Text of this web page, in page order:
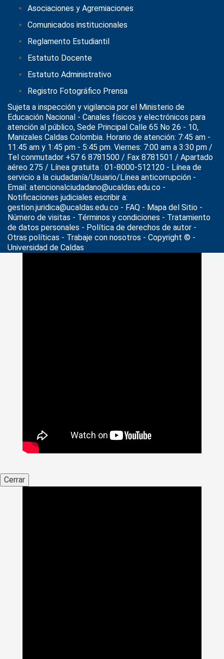
Asociaciones y Agremiaciones
Comunicados institucionales
Reglamento Estudiantil
Estatuto Docente
Estatuto Administrativo
Registro Fotográfico Prensa
Sujeta a inspección y vigilancia por el Ministerio de
Educación Nacional - Canales físicos y electrónicos para
atención al público, Sede Principal Calle 65 No 26 - 10,
Manizales Caldas Colombia. Horario de atención: 7:45 am -
11:45 am y 1:45 pm - 5:45 pm. Viernes: 7:00 am a 3:30 pm /
Tel conmutador +57 6 8781500 / Fax 8781501 / Apartado
aéreo 275 / Línea gratuita : 01-8000-512120 - Línea de
servicio a la ciudadanía/Usuario/Línea anticorrupción -
Email: atencionalciudadano@ucaldas.edu.co -
Notificaciones judiciales escribir a:
gestion.juridica@ucaldas.edu.co - FAQ - Mapa del Sitio -
Número de visitas - Términos y condiciones - Tratamiento
de datos personales - Política de derechos de autor -
Otras políticas - Trabaje con nosotros - Copyright © -
Universidad de Caldas
Cerrar